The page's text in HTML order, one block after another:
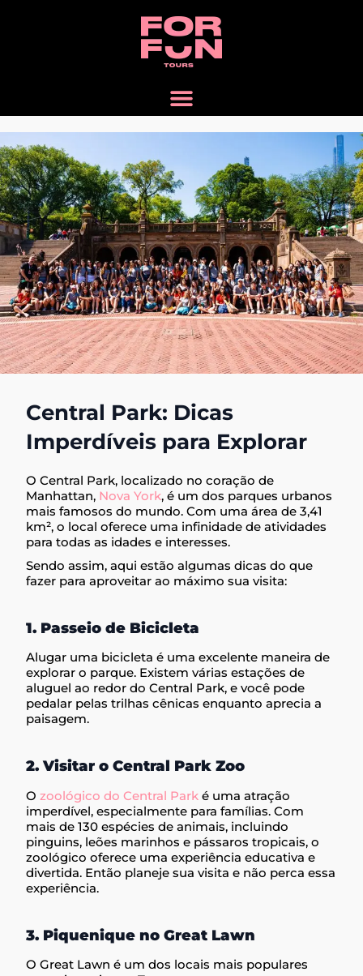
Central Park: Dicas
Imperdíveis para Explorar
O Central Park, localizado no coração de
Manhattan, Nova York, é um dos parques urbanos
mais famosos do mundo. Com uma área de 3,41
km², o local oferece uma infinidade de atividades
para todas as idades e interesses.
Sendo assim, aqui estão algumas dicas do que
fazer para aproveitar ao máximo sua visita:
1. Passeio de Bicicleta
Alugar uma bicicleta é uma excelente maneira de
explorar o parque. Existem várias estações de
aluguel ao redor do Central Park, e você pode
pedalar pelas trilhas cênicas enquanto aprecia a
paisagem.
2. Visitar o Central Park Zoo
Ozoológico do Central Park é uma atração
imperdível, especialmente para famílias. Com
mais de 130 espécies de animais, incluindo
pinguins, leões marinhos e pássaros tropicais, o
zoológico oferece uma experiência educativa e
divertida. Então planeje sua visita e não perca essa
experiência.
3. Piquenique no Great Lawn
O Great Lawn é um dos locais mais populares